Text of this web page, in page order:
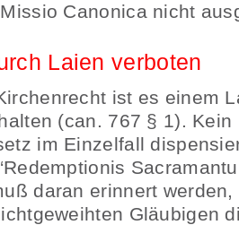
Canonica nicht
Laien verboten
ist es einem
(can. 767 § 1).
im Einzelfall
daran erinnert
Gläubigen